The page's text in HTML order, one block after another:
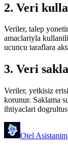
2. Veri
Veriler, talep
amaclariyla
ucuncu taraflara
3. Veri
Veriler, yetkisiz
korunur. Saklama
ihtiyaclari
Otel Asistanim